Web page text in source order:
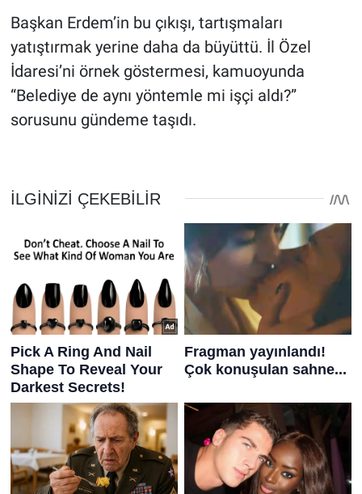
Başkan Erdem’in bu çıkışı, tartışmaları
yatıştırmak yerine daha da büyüttü. İl Özel
İdaresi’ni örnek göstermesi, kamuoyunda
“Belediye de aynı yöntemle mi işçi aldı?”
sorusunu gündeme taşıdı.